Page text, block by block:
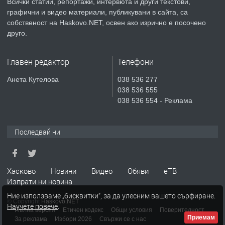
ПРЕДЛАГА
Продавам парцел в гр. Хасково кв.
Хисаря до ток, вода,канализация,
асфалт 0889 537 426
ПРЕДЛАГА
преди 3 дни
графични и видео материали, публикувани в сайта, са
собственост на Haskovo.NET, освен ако изрично е посочено
друго.
Главен редактор
Анета Кутелова
Телефони
038 536 277
038 536 555
038 536 554 - Реклама
Последвай ни
Хасково Новини Видео Обяви
еТВ
Изпрати ни новина
© Copyright Haskovo.NET
Пълна версия
Етичен кодекс Общи условия
Поверителност
За реклама
Избори 2026 Свържи се с нас
Ние използваме „бисквитки“, за да улесним вашето сърфиране.
Научете повече.
Приемам